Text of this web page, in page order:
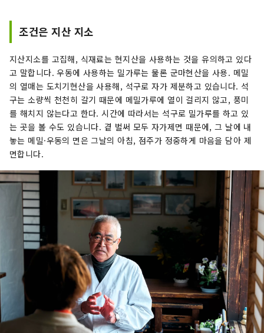
조건은 지산 지소
지산지소를 고집해, 식재료는 현지산을 사용하는 것을 유의하고 있다
고 말합니다. 우동에 사용하는 밀가루는 물론 군마현산을 사용. 메밀
의 열매는 도치기현산을 사용해, 석구로 자가 제분하고 있습니다. 석
구는 소량씩 천천히 갈기 때문에 메밀가루에 열이 걸리지 않고, 풍미
를 해치지 않는다고 한다. 시간에 따라서는 석구로 밀가루를 하고 있
는 곳을 볼 수도 있습니다. 곁 벌써 모두 자가제면 때문에, 그 날에 내
놓는 메밀·우동의 면은 그날의 아침, 점주가 정중하게 마음을 담아 제
면합니다.